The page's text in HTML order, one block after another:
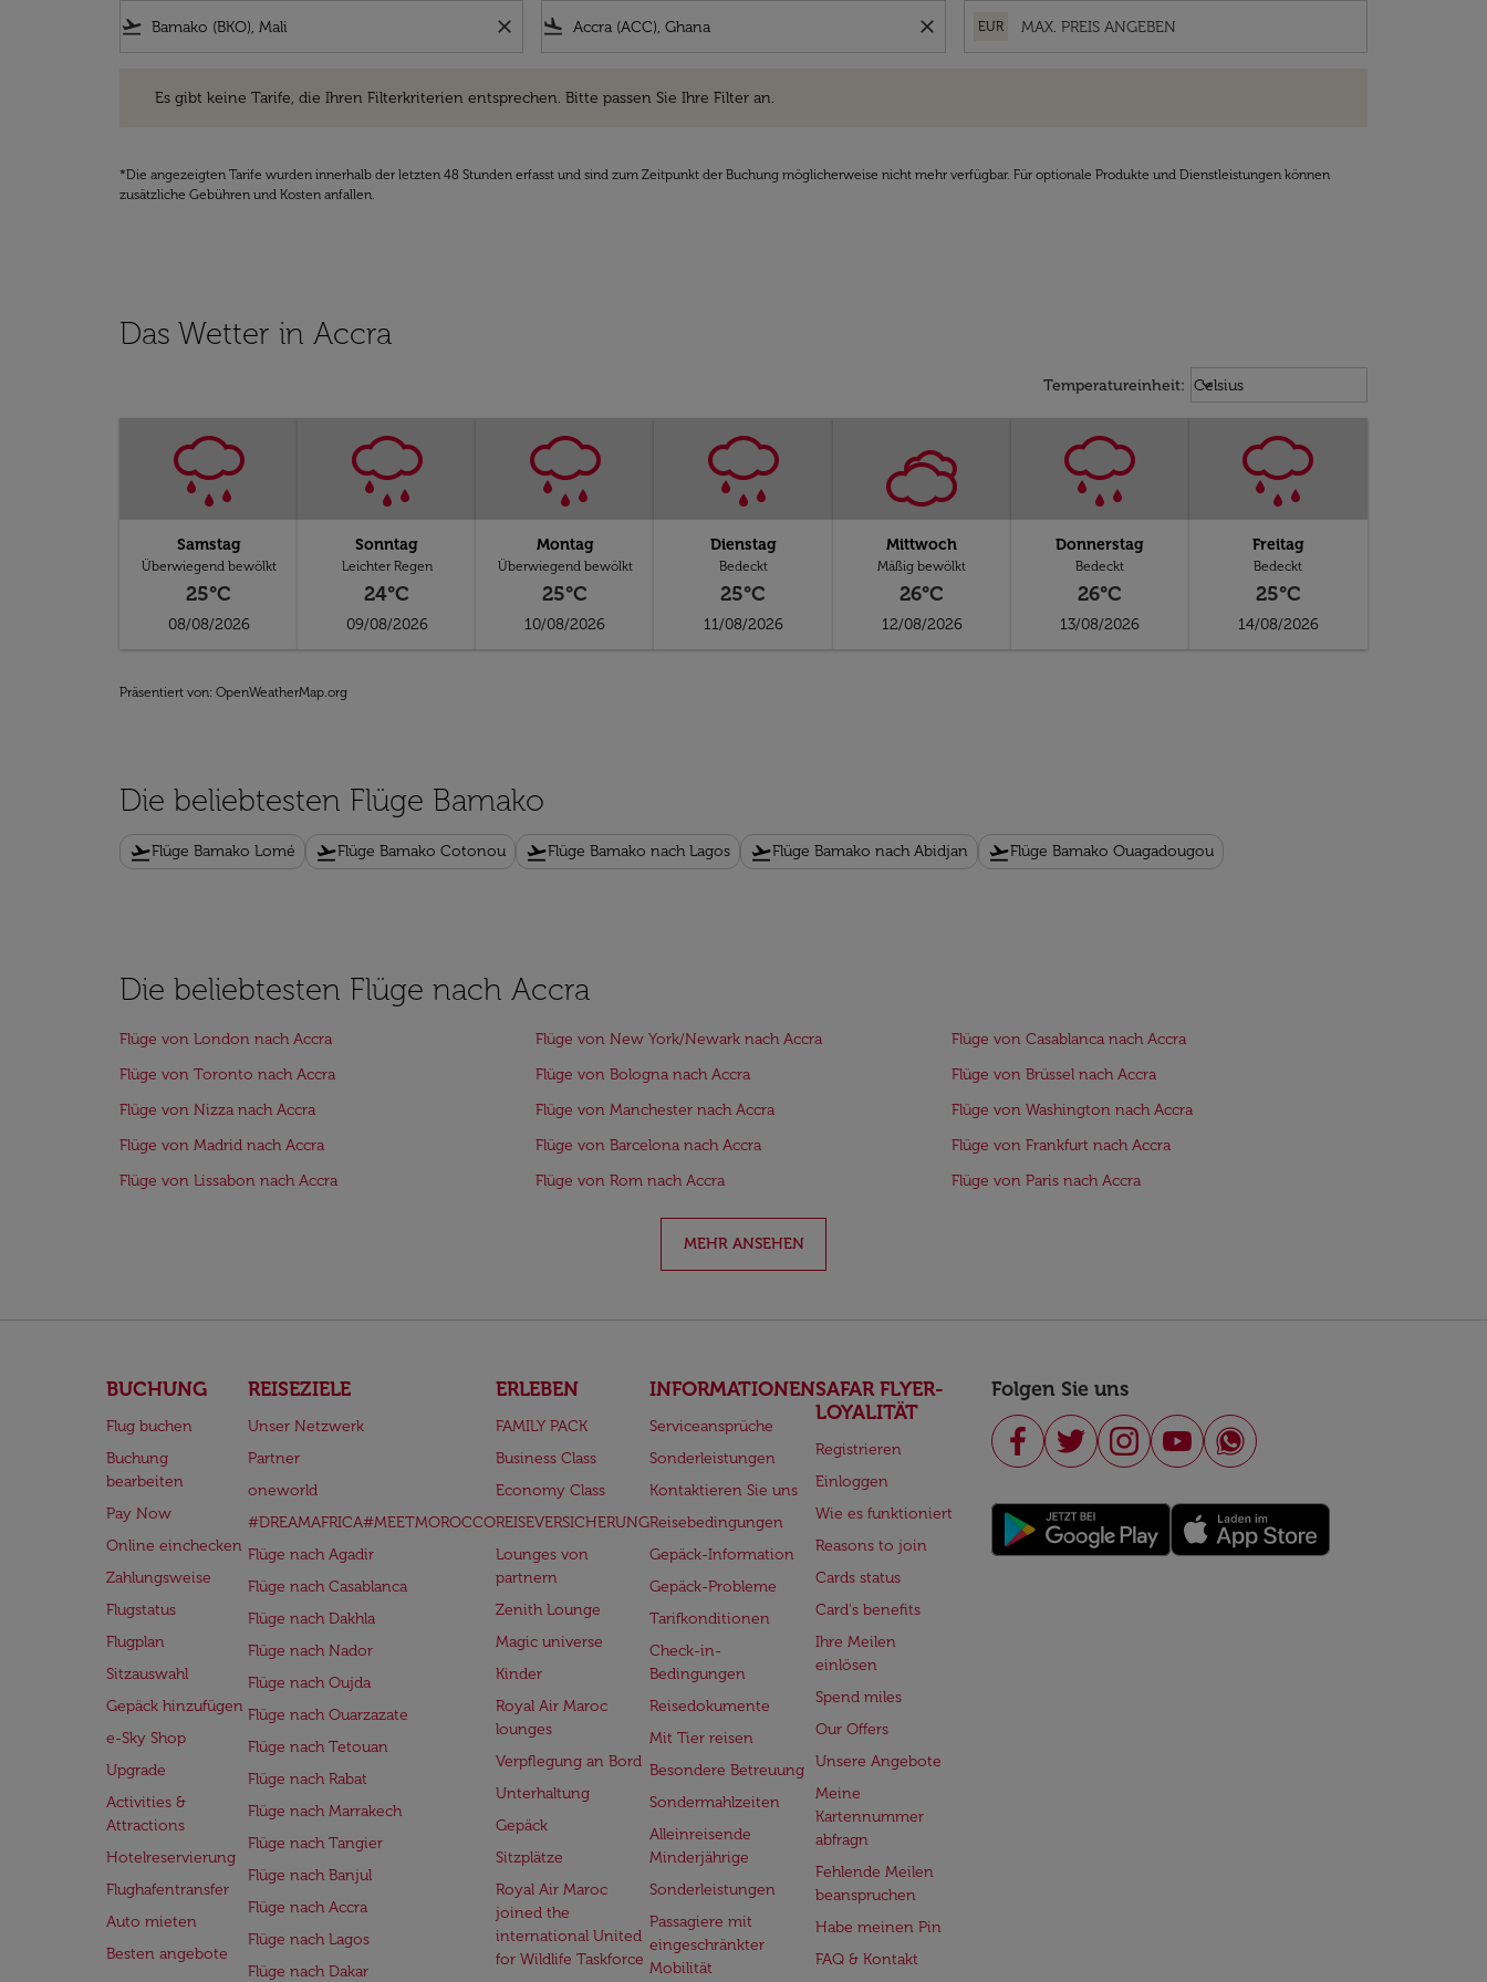
flight_takeoff close flight_land close EUR
Es gibt keine Tarife, die Ihren Filterkriterien entsprechen. Bitte passen Sie Ihre Filter an.
*Die angezeigten Tarife wurden innerhalb der letzten 48 Stunden erfasst und sind zum Zeitpunkt der Buchung möglicherweise nicht mehr verfügbar. Für optionale Produkte und Dienstleistungen können
zusätzliche Gebühren und Kosten anfallen.
Das Wetter in Accra
Temperatureinheit: Weather unit option Celsius
Celsius
keyboard_arrow_down
Samstag
Überwiegend bewölkt
25°C
08/08/2026
Sonntag
Leichter Regen
24°C
09/08/2026
Montag
Überwiegend bewölkt
25°C
10/08/2026
Dienstag
Bedeckt
25°C
11/08/2026
Mittwoch
Mäßig bewölkt
26°C
12/08/2026
Donnerstag
Bedeckt
26°C
13/08/2026
Freitag
Bedeckt
25°C
14/08/2026
Präsentiert von: OpenWeatherMap.org
Die beliebtesten Flüge Bamako
flight_takeoffFlüge Bamako Lomé flight_takeoffFlüge Bamako Cotonou flight_takeoffFlüge Bamako nach Lagos flight_takeoffFlüge Bamako nach Abidjan flight_takeoffFlüge Bamako Ouagadougou
Die beliebtesten Flüge nach Accra
Flüge von London nach Accra Flüge von New York/Newark nach Accra
Flüge von Casablanca nach Accra
Flüge von Toronto nach Accra
Flüge von Bologna nach Accra
Flüge von Brüssel nach Accra
Flüge von Nizza nach Accra
Flüge von Manchester nach Accra
Flüge von Washington nach Accra
Flüge von Madrid nach Accra
Flüge von Barcelona nach Accra
Flüge von Frankfurt nach Accra
Flüge von Lissabon nach Accra
Flüge von Rom nach Accra Flüge von Paris nach Accra
MEHR ANSEHEN
BUCHUNG
Flug buchen
Buchung
bearbeiten
Pay Now
Online einchecken
Zahlungsweise
Flugstatus
Flugplan
Sitzauswahl
Gepäck hinzufügen
e-Sky Shop
Upgrade
Activities &
Attractions
Hotelreservierung
Flughafentransfer
Auto mieten
Besten angebote
REISEZIELE
Unser Netzwerk
Partner
oneworld
#DREAMAFRICA#MEETMOROCCO
Flüge nach Agadir
Flüge nach Casablanca
Flüge nach Dakhla
Flüge nach Nador
Flüge nach Oujda
Flüge nach Ouarzazate
Flüge nach Tetouan
Flüge nach Rabat
Flüge nach Marrakech
Flüge nach Tangier
Flüge nach Banjul
Flüge nach Accra
Flüge nach Lagos
Flüge nach Dakar
ERLEBEN
FAMILY PACK
Business Class
Economy Class
REISEVERSICHERUNG
Lounges von
partnern
Zenith Lounge
Magic universe
Kinder
Royal Air Maroc
lounges
Verpflegung an Bord
Unterhaltung
Gepäck
Sitzplätze
Royal Air Maroc
joined the
international United
for Wildlife Taskforce
INFORMATIONEN
Serviceansprüche
Sonderleistungen
Kontaktieren Sie uns
Reisebedingungen
Gepäck-Information
Gepäck-Probleme
Tarifkonditionen
Check-in-
Bedingungen
Reisedokumente
Mit Tier reisen
Besondere Betreuung
Sondermahlzeiten
Alleinreisende
Minderjährige
Sonderleistungen
Passagiere mit
eingeschränkter
Mobilität
SAFAR FLYER-
LOYALITÄT
Registrieren
Einloggen
Wie es funktioniert
Reasons to join
Cards status
Card's benefits
Ihre Meilen
einlösen
Spend miles
Our Offers
Unsere Angebote
Meine
Kartennummer
abfragn
Fehlende Meilen
beanspruchen
Habe meinen Pin
FAQ & Kontakt
Folgen Sie uns